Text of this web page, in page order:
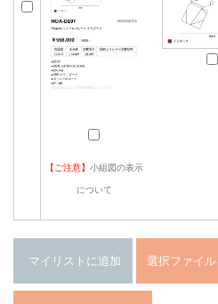
【ご注意】 小組図の表示
について